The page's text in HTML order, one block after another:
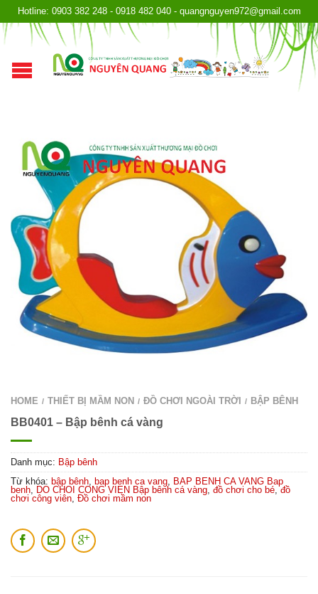
Hotline: 0903 382 248 - 0918 482 040 - quangnguyen972@gmail.com
HOME / THIẾT BỊ MẦM NON / ĐỒ CHƠI NGOÀI TRỜI / BẬP BÊNH
BB0401 – Bập bênh cá vàng
Danh mục: Bập bênh
Từ khóa: bập bênh bap benh ca vang
BAP BENH CA VANG Bap
benh
DO CHOI CONG VIEN Bập bênh cá vàng đồ chơi cho bé ,đồ
chơi công viên Đồ chơi mầm non